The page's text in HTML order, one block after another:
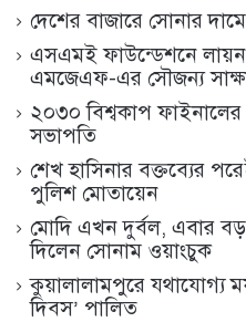
দেশের বাজারে সোনার
এসএমই ফাউন্ডেশনে
এমজেএফ-এর সৌজন্য
২০৩০ বিশ্বকাপ ফাইনালের
সভাপতি
শেখ হাসিনার বক্তব্যের
পুলিশ মোতায়েন
মোদি এখন দুর্বল, এবার
দিলেন সোনাম ওয়াংচুক
কুয়ালালামপুরে যথাযোগ্য
দিবস’ পালিত